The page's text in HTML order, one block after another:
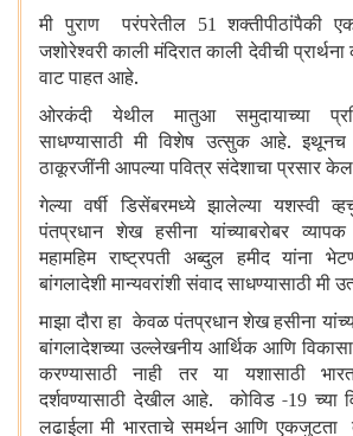
मी पुराण परंपरेतील
51
शक्तीपीठांपैकी
जशोरेश्वरी काली मंदिरात काली देवीची
वाट पाहत आहे.
ओरकंदी येथील मातुआ समुदायाच्या
साधण्यासाठी मी विशेष उत्सुक आहे.
ठाकूरजींनी आपल्या पवित्र संदेशाचा प्रसार
गेल्या वर्षी डिसेंबरमध्ये झालेल्या यशस्वी
पंतप्रधान शेख हसीना यांच्याबरोबर
महामहिम राष्ट्रपती अब्दुल हमीद यांना
बांगलादेशी मान्यवरांशी संवाद साधण्यासाठी
माझा दौरा हा केवळ पंतप्रधान शेख हसीना
बांगलादेशच्या उल्लेखनीय आर्थिक आणि
करण्यासाठी नाही तर या यशासाठी
दर्शवण्यासाठी देखील आहे. कोविड -19 च्या
लढाईला मी भारताचे समर्थन आणि